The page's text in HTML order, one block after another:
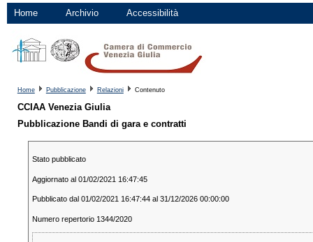
Home Archivio Accessibilità
Home Pubblicazione Relazioni Contenuto
CCIAA Venezia Giulia
Pubblicazione Bandi di gara e contratti
Stato pubblicato
Aggiornato al 01/02/2021 16:47:45
Pubblicato dal 01/02/2021 16:47:44 al 31/12/2026 00:00:00
Numero repertorio 1344/2020